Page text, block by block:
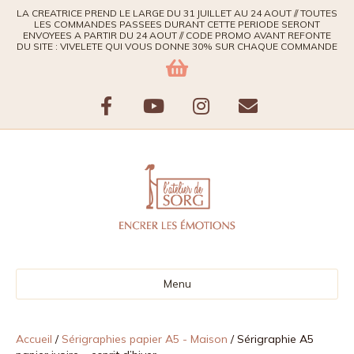
LA CREATRICE PREND LE LARGE DU 31 JUILLET AU 24 AOUT // TOUTES
LES COMMANDES PASSEES DURANT CETTE PERIODE SERONT
ENVOYEES A PARTIR DU 24 AOUT // CODE PROMO AVANT REFONTE
DU SITE : VIVELETE QUI VOUS DONNE 30% SUR CHAQUE COMMANDE
F
o
o
Y
u
t
b
e
I
s
t
g
r
E
Menu
Accueil / Sérigraphies papier A5 - Maison / Sérigraphie A5